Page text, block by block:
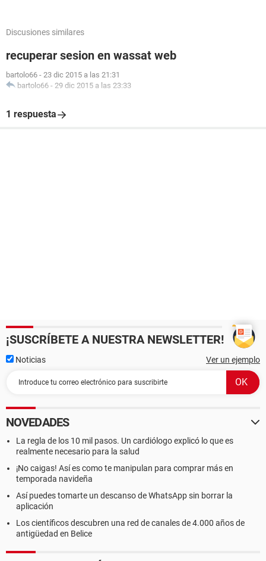
Discusiones similares
recuperar sesion en wassat web
bartolo66 - 23 dic 2015 a las 21:31
bartolo66 - 29 dic 2015 a las 23:33
1 respuesta
¡SUSCRÍBETE A NUESTRA NEWSLETTER!
Noticias Ver un ejemplo
NOVEDADES
La regla de los 10 mil pasos. Un cardiólogo explicó lo que es
realmente necesario para la salud
¡No caigas! Así es como te manipulan para comprar más en
temporada navideña
Así puedes tomarte un descanso de WhatsApp sin borrar la
aplicación
Los científicos descubren una red de canales de 4.000 años de
antigüedad en Belice